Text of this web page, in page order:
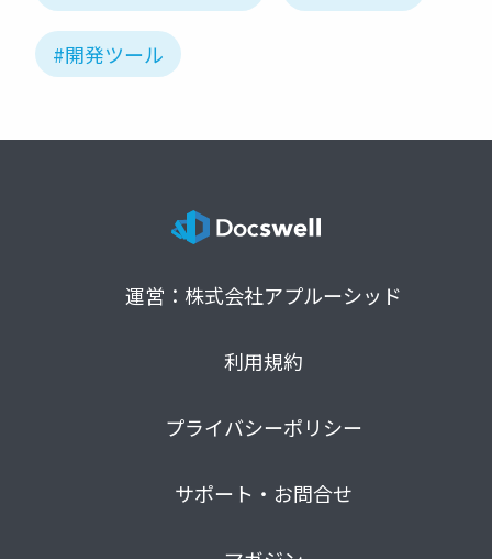
#開発ツール
運営：株式会社アプルーシッド
利用規約
プライバシーポリシー
サポート・お問合せ